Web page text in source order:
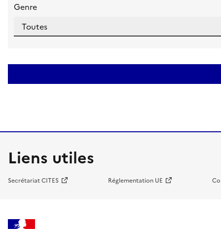
Genre
Liens utiles
Secrétariat CITES Réglementation UE